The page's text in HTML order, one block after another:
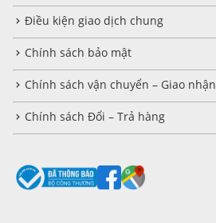
Điều kiện giao dịch chung
Chính sách bảo mật
Chính sách vận chuyển – Giao nhận
Chính sách Đổi – Trả hàng